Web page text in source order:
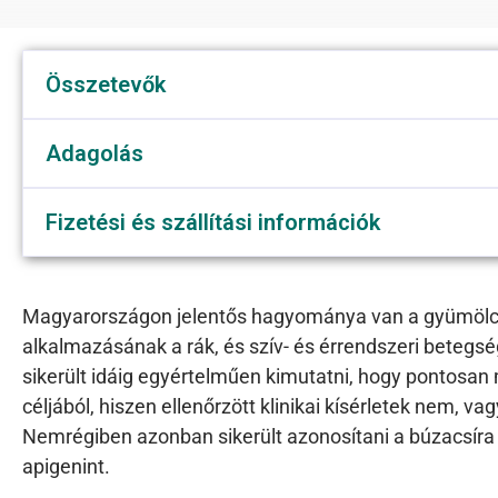
Összetevők
Adagolás
Fizetési és szállítási információk
Magyarországon jelentős hagyománya van a
alkalmazásának a rák, és szív- és érrendszeri
sikerült idáig egyértelműen kimutatni, hogy
céljából, hiszen ellenőrzött klinikai kísérletek nem,
Nemrégiben azonban sikerült azonosítani a
apigenint.